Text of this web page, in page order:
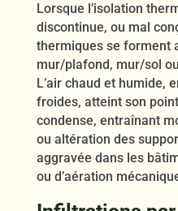
Lorsque l’isolation
discontinue, ou mal
thermiques se forment
mur/plafond, mur/sol
L’air chaud et humide,
froides, atteint son
condense, entraînant
ou altération des
aggravée dans les
ou d’aération